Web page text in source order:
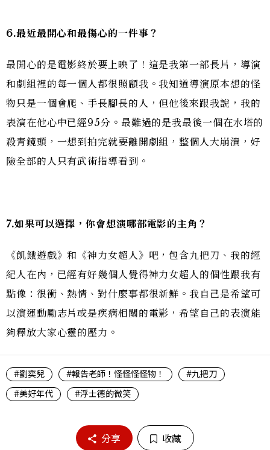
6.最近最開心和最傷心的一件事？
最開心的是電影終於要上映了！這是我第一部長片，導演
和劇組裡的每一個人都很照顧我。我知道導演原本想的怪
物只是一個會爬、手長腳長的人，但他後來跟我說，我的
表演在他心中已經95分。最難過的是我最後一個在水塔的
殺青鏡頭，一想到拍完就要離開劇組，整個人大崩潰，好
險全部的人只有武術指導看到。
7.如果可以選擇，你會想演哪部電影的主角？
《飢餓遊戲》和《神力女超人》吧，包含九把刀、我的經
紀人在內，已經有好幾個人覺得神力女超人的個性跟我有
點像：很衝、熱情、對什麼事都很新鮮。我自己是希望可
以演運動勵志片或是疾病相關的電影，希望自己的表演能
夠釋放大家心靈的壓力。
#劉奕兒 #報告老師！怪怪怪怪物！
#九把刀
#美好年代
#浮士德的微笑
分享 收藏